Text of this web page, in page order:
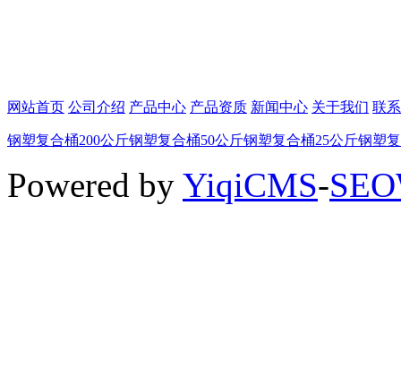
网站首页 公司介绍 产品中心 产品资质 新闻中心 关于我们 联
钢塑复合桶200公斤钢塑复合桶50公斤钢塑复合桶25公斤钢塑
Powered by YiqiCMS-